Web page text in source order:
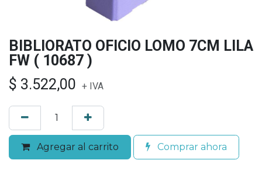
BIBLIORATO OFICIO LOMO 7CM LILA
FW ( 10687 )
$ 3.522,00 + IVA
Agregar al carrito Comprar ahora